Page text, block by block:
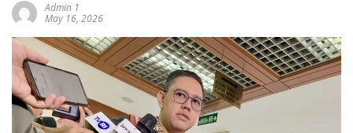
Admin 1
May 16, 2026